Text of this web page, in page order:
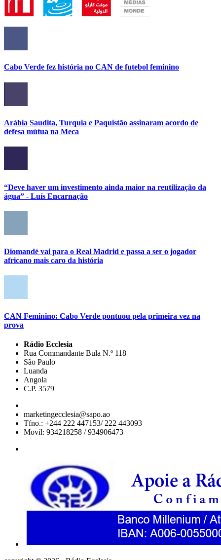
Cabo Verde fez história no CAN de futebol feminino
Arábia Saudita, Turquia e Paquistão assinaram acordo de
defesa mútua na Meca
“Deve haver um investimento ainda maior na reutilização da
água” - Luís Encarnação
Diomandé vai para o Real Madrid e passa a ser o jogador
africano mais caro da história
CAN Feminino: Cabo Verde pontuou pela primeira vez na
prova
Rádio Ecclesia
Rua Commandante Bula N.º 118
São Paulo
Luanda
Angola
C.P. 3579
marketingecclesia@sapo.ao
Tfno.: +244 222 447153/ 222 443093
Movil: 934218258 / 934906473